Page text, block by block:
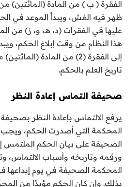
الفقرة ( ب ) من المادة (المائتين) من
ظهر فيه الغش، ويبدأ الموعد في
عليها في الفقرات (د، هـ، و، ز) من
هذا النظام من وقت إبلاغ الحكم،
إلى الفقرة (2) من المادة
تاريخ العلم بالحكم.
صحيفة التماس إعادة النظر
يرفع الالتماس بإعادة النظر
المحكمة التي أصدرت الحكم،
الصحيفة على بيان الحكم الملتمس
ورقمه وتاريخه وأسباب الالتماس،
المحكمة الصحيفة في يوم
بذلك. وإن كان الحكم مؤيدًا من